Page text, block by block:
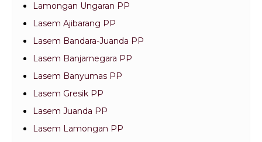
Lamongan Ungaran PP
Lasem Ajibarang PP
Lasem Bandara-Juanda PP
Lasem Banjarnegara PP
Lasem Banyumas PP
Lasem Gresik PP
Lasem Juanda PP
Lasem Lamongan PP